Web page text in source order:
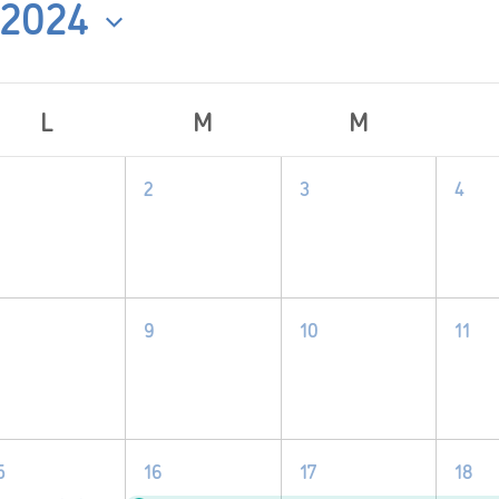
L M M
0
2
0
3
0
4
0
9
0
10
0
11
1
16
2
17
1
18